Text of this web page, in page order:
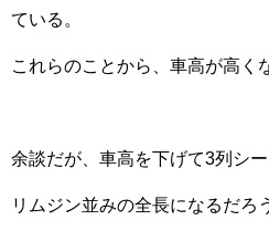
ている。
これらのことから、車高が高く
余談だが、車高を下げて3列シ
リムジン並みの全長になるだろ